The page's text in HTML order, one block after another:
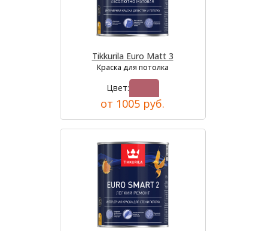
Tikkurila Euro Matt 3
Краска для потолка
Цвет:
от 1005 руб.